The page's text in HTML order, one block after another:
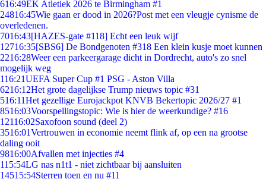
616:49EK Atletiek 2026 te Birmingham #1
24816:45Wie gaan er dood in 2026?Post met een vleugje cynisme de
overledenen.
7016:43[HAZES-gate #118] Echt een leuk wijf
12716:35[SBS6] De Bondgenoten #318 Een klein kusje moet kunnen
2216:28Weer een parkeergarage dicht in Dordrecht, auto's zo snel
mogelijk weg
116:21UEFA Super Cup #1 PSG - Aston Villa
6216:12Het grote dagelijkse Trump nieuws topic #31
516:11Het gezellige Eurojackpot KNVB Bekertopic 2026/27 #1
8516:03Voorspellingstopic: Wie is hier de weerkundige? #16
12116:02Saxofoon sound (deel 2)
3516:01Vertrouwen in economie neemt flink af, op een na grootse
daling ooit
9816:00Afvallen met injecties #4
115:54LG nas n1t1 - niet zichtbaar bij aansluiten
14515:54Sterren toen en nu #11